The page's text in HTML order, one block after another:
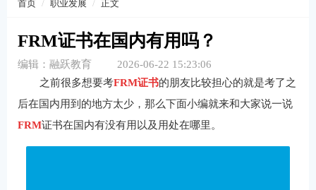
首页 职业发展 正文
FRM证书在国内有用吗？
编辑：融跃教育
2026-06-22 15:23:06
之前很多想要考FRM证书的朋友比较担心的就是考了之
后在国内用到的地方太少，那么下面小编就来和大家说一说
FRM证书在国内有没有用以及用处在哪里。